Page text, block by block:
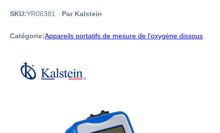
SKU:YR06381 · Par Kalstein
Catégorie:Appareils portatifs de mesure de l'oxygène dissous